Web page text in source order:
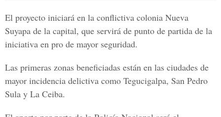
El proyecto iniciará en la conflictiva colonia Nueva
Suyapa de la capital, que servirá de punto de partida de la
iniciativa en pro de mayor seguridad.
Las primeras zonas beneficiadas están en las ciudades de
mayor incidencia delictiva como Tegucigalpa, San Pedro
Sula y La Ceiba.